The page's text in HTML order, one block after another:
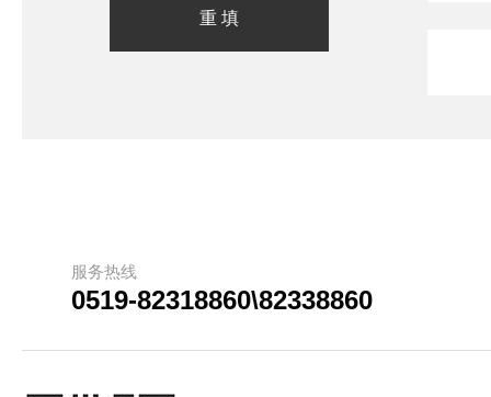
服务热线
0519-82318860\82338860